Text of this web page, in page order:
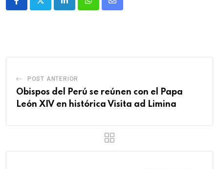
POST ANTERIOR
Obispos del Perú se reúnen con el Papa
León XIV en histórica Visita ad Limina